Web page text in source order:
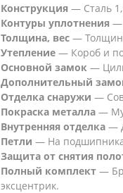
Конструкция — Сталь
Контуры уплотнения —
Толщина, вес —
Утепление — Короб и
Основной замок —
Дополнительный
Отделка снаружи —
Покраска металла —
Внутренняя отделка —
Петли — На
Защита от снятия
Полный комплект —
эксцентрик.